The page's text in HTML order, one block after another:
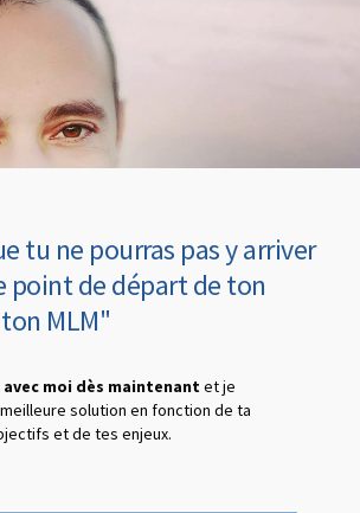
tu ne pourras pas y arriver
point de départ de ton
MLM"
avec moi dès maintenantet je
solution en fonction de ta
et de tes enjeux.